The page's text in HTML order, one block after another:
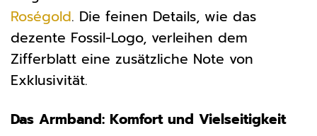
Roségold. Die feinen Details, wie das
dezente Fossil-Logo, verleihen dem
Zifferblatt eine zusätzliche Note von
Exklusivität.
Das Armband: Komfort und Vielseitigkeit